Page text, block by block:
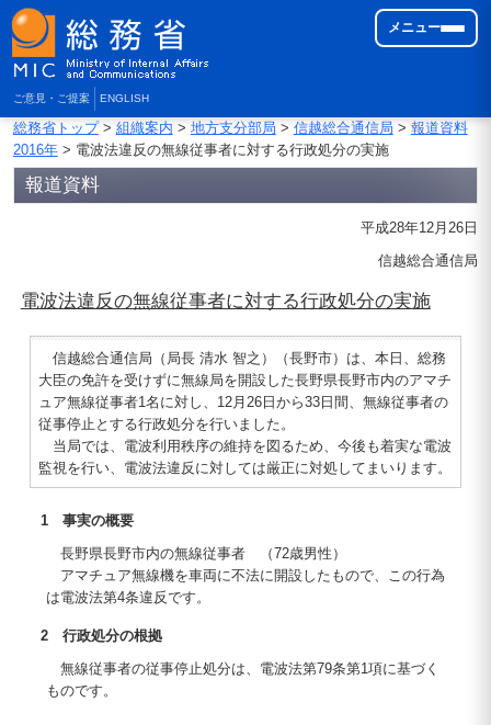
ご意見・ご提案 ENGLISH
メニュー
総務省トップ> 組織案内 > 地方支分部局 > 信越総合通信局 > 報道資料
2016年> 電波法違反の無線従事者に対する行政処分の実施
報道資料
平成28年12月26日
信越総合通信局
電波法違反の無線従事者に対する行政処分の実施
信越総合通信局（局長 清水 智之）（長野市）は、本日、総務
大臣の免許を受けずに無線局を開設した長野県長野市内のアマチ
ュア無線従事者1名に対し、12月26日から33日間、無線従事者の
従事停止とする行政処分を行いました。
当局では、電波利用秩序の維持を図るため、今後も着実な電波
監視を行い、電波法違反に対しては厳正に対処してまいります。
1 事実の概要
長野県長野市内の無線従事者 （72歳男性）
アマチュア無線機を車両に不法に開設したもので、この行為
は電波法第4条違反です。
2 行政処分の根拠
無線従事者の従事停止処分は、電波法第79条第1項に基づく
ものです。